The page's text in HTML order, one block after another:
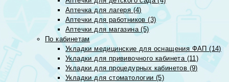
Аптечка для лагеря (4)
Аптечки для работников (3)
Аптечки для магазина (5)
По кабинетам
Укладки медицинские для оснащения ФАП (14)
Укладки для прививочного кабинета (11)
Укладки для процедурных кабинетов (9)
Укладки для стоматологии (5)